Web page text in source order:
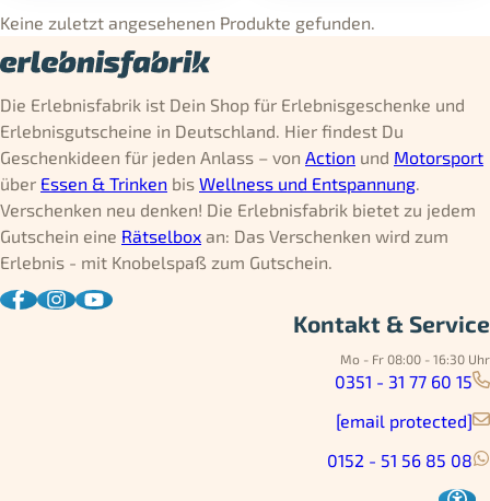
Keine zuletzt angesehenen Produkte gefunden.
Die Erlebnisfabrik ist Dein Shop für Erlebnisgeschenke und
Erlebnisgutscheine in Deutschland. Hier findest Du
Geschenkideen für jeden Anlass – von Action und Motorsport
über Essen & Trinken bis Wellness und Entspannung.
Verschenken neu denken! Die Erlebnisfabrik bietet zu jedem
Gutschein eine Rätselbox an: Das Verschenken wird zum
Erlebnis - mit Knobelspaß zum Gutschein.
Kontakt & Service
Mo - Fr 08:00 - 16:30 Uhr
0351 - 31 77 60 15
[email protected]
0152 - 51 56 85 08